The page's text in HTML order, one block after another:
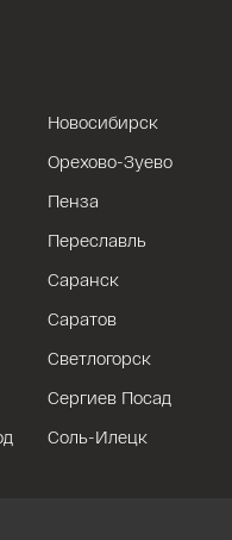
Новосибирск
Орехово-Зуево
Пенза
Переславль
Саранск
Саратов
Светлогорск
Сергиев Посад
Соль-Илецк